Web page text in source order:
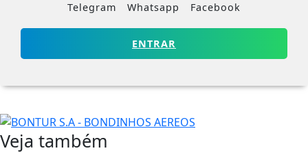
Telegram Whatsapp Facebook
ENTRAR
Veja também